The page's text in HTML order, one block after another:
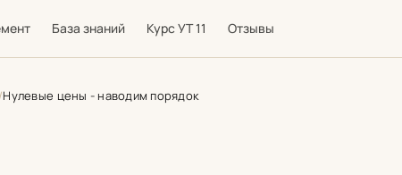
База знаний Курс УТ 11 Отзывы
Нулевые цены - наводим порядок